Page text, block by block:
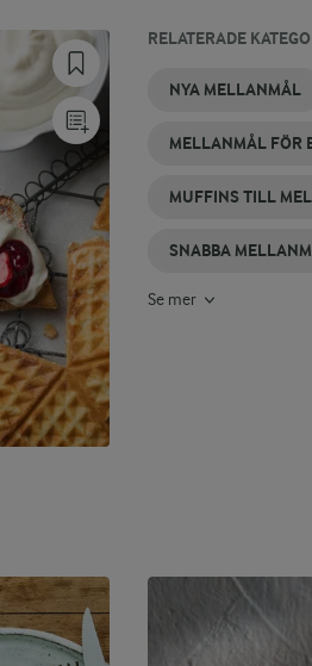
RELATERADE
NYA MELLANMÅL
MELLANMÅL FÖR
MUFFINS TILL
SNABBA
ENKELT
MELLANMÅL
KALORISNÅLA
MELLANMÅL
GLUTENFRIA
MELLANMÅL
MELLANMÅL
MED BANAN
MELLANMÅL
UTAN
SOCKER
MELLANMÅL
MED KVARG
Se mer